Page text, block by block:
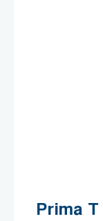
Prima T